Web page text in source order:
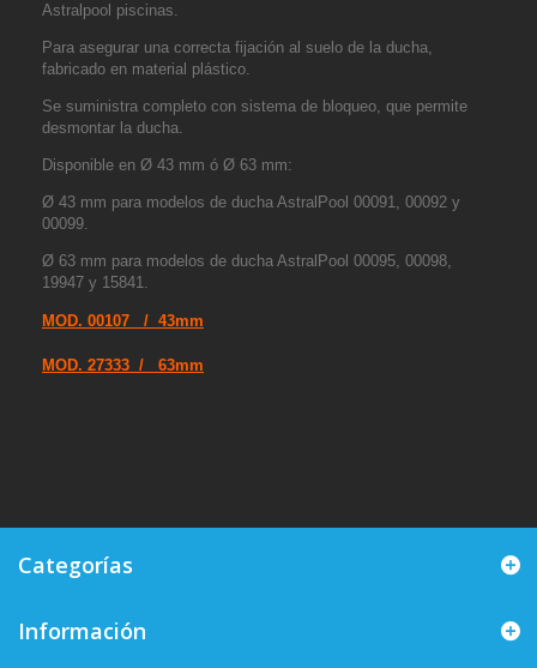
Astralpool piscinas.
Para asegurar una correcta fijación al suelo de la ducha,
fabricado en material plástico.
Se suministra completo con sistema de bloqueo, que permite
desmontar la ducha.
Disponible en Ø 43 mm ó Ø 63 mm:
Ø 43 mm para modelos de ducha AstralPool 00091, 00092 y
00099.
Ø 63 mm para modelos de ducha AstralPool 00095, 00098,
19947 y 15841.
MOD. 00107 / 43mm
MOD. 27333 / 63mm
Categorías
Información